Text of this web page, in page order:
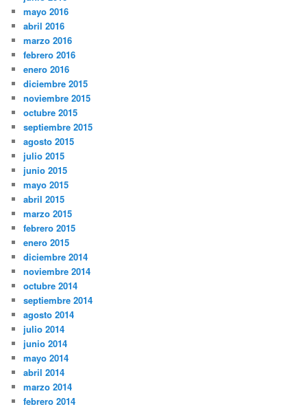
mayo 2016
abril 2016
marzo 2016
febrero 2016
enero 2016
diciembre 2015
noviembre 2015
octubre 2015
septiembre 2015
agosto 2015
julio 2015
junio 2015
mayo 2015
abril 2015
marzo 2015
febrero 2015
enero 2015
diciembre 2014
noviembre 2014
octubre 2014
septiembre 2014
agosto 2014
julio 2014
junio 2014
mayo 2014
abril 2014
marzo 2014
febrero 2014